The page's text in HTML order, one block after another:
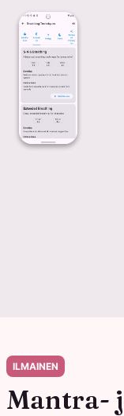
ILMAINEN
Mantra-